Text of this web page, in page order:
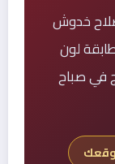
خدوش
لون
في صباح